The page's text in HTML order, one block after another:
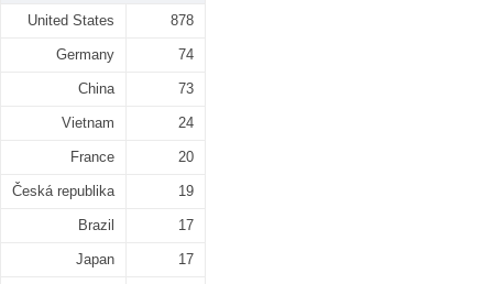
United States 878
Germany 74
China 73
Vietnam 24
France 20
Česká republika 19
Brazil 17
Japan 17